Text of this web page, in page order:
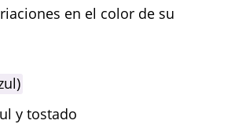
en el color de su
y tostado